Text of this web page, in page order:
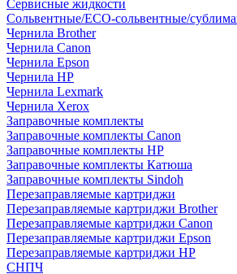
Сервисные жидкости
Сольвентные/ECO-сольвентные/
Чернила Brother
Чернила Canon
Чернила Epson
Чернила HP
Чернила Lexmark
Чернила Xerox
Заправочные комплекты
Заправочные комплекты Canon
Заправочные комплекты HP
Заправочные комплекты Катюша
Заправочные комплекты Sindoh
Перезаправляемые картриджи
Перезаправляемые картриджи Brother
Перезаправляемые картриджи Canon
Перезаправляемые картриджи Epson
Перезаправляемые картриджи HP
СНПЧ